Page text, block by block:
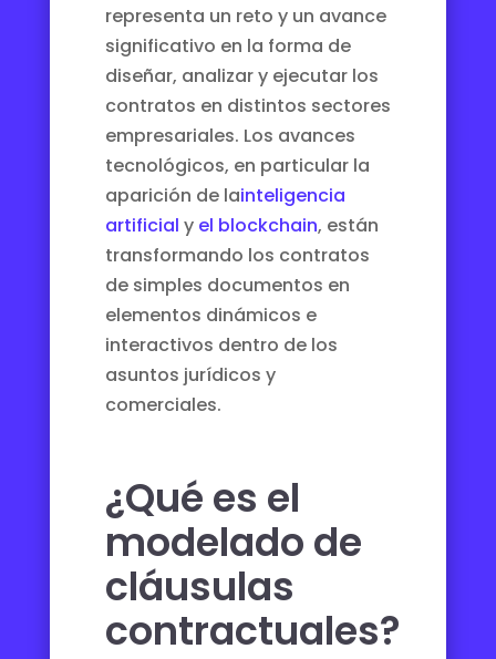
representa un reto y un avance
significativo en la forma de
diseñar, analizar y ejecutar los
contratos en distintos sectores
empresariales. Los avances
tecnológicos, en particular la
aparición de lainteligencia
artificial y el blockchain, están
transformando los contratos
de simples documentos en
elementos dinámicos e
interactivos dentro de los
asuntos jurídicos y
comerciales.
¿Qué es el
modelado de
cláusulas
contractuales?